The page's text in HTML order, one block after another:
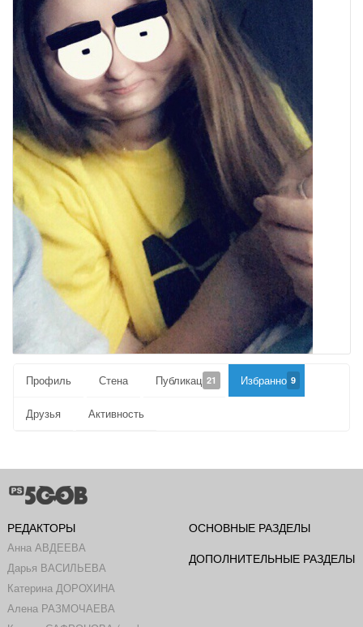
Профиль Стена Публикации
21 Избранное9
Друзья Активность
РЕДАКТОРЫ
Анна АВДЕЕВА
Дарья ВАСИЛЬЕВА
Катерина ДОРОХИНА
Алена РАЗМОЧАЕВА
ОСНОВНЫЕ РАЗДЕЛЫ
ДОПОЛНИТЕЛЬНЫЕ РАЗДЕЛЫ